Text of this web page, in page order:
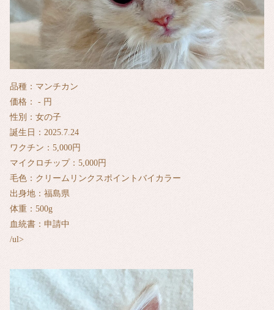
品種：マンチカン
価格： - 円
性別：女の子
誕生日：2025.7.24
ワクチン：5,000円
マイクロチップ：5,000円
毛色：クリームリンクスポイントバイカラー
出身地：福島県
体重：500g
血統書：申請中
/ul>